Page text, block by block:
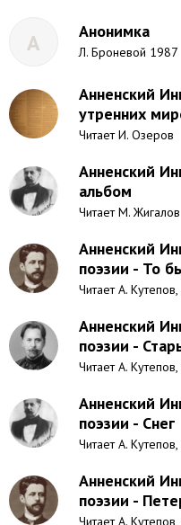
А Анонимка
Л. Броневой 1987
Анненский
утренних
Читает И. Озеров
Анненский
альбом
Читает М. Жигалов
Анненский
поэзии - То
Читает А.
Анненский
поэзии -
Читает А.
Анненский
поэзии - Снег
Читает А.
Анненский
поэзии -
Читает А.